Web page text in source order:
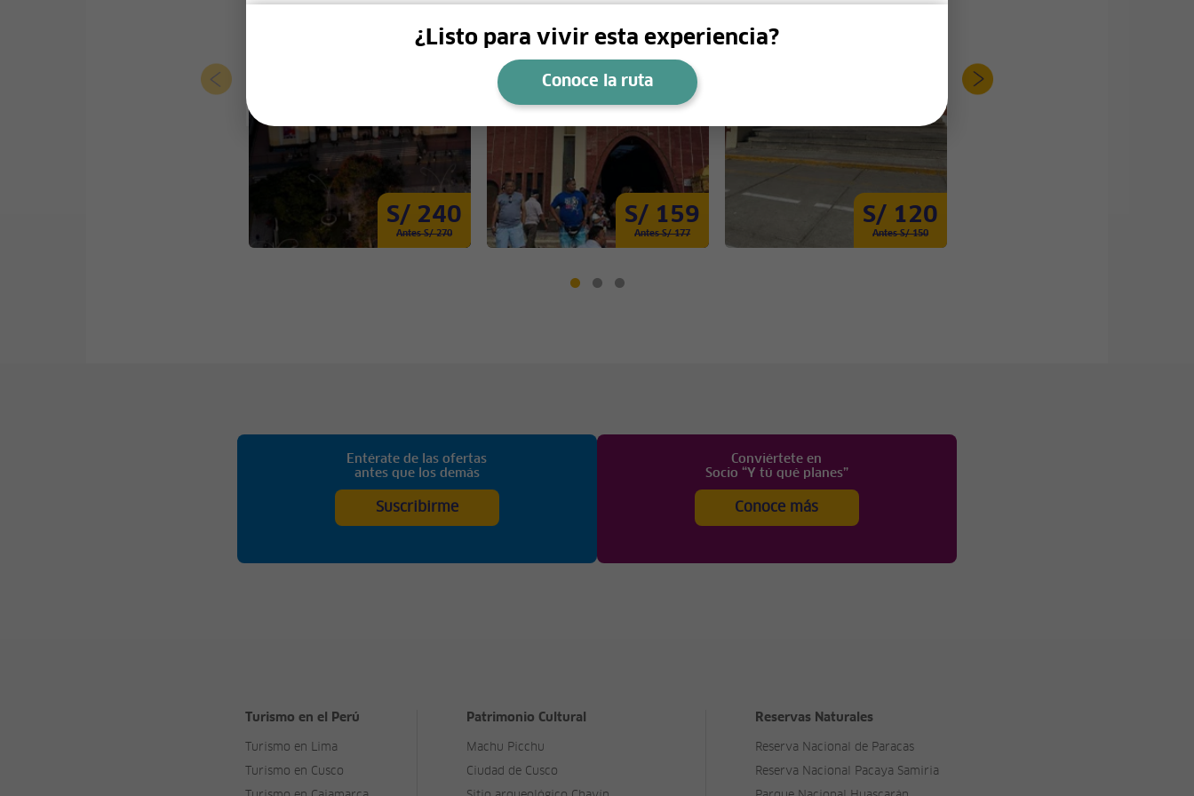
S/ 240
Antes S/ 270
S/ 159
Antes S/ 177
S/ 120
Antes S/ 150
¿Listo para vivir esta experiencia?
Conoce la ruta
Entérate de las ofertas
antes que los demás
Suscribirme
Conviértete en
Socio “Y tú qué planes”
Conoce más
Turismo en el Perú
Turismo en Lima
Turismo en Cusco
Patrimonio Cultural
Machu Picchu
Ciudad de Cusco
Reservas Naturales
Reserva Nacional de Paracas
Reserva Nacional Pacaya Samiria